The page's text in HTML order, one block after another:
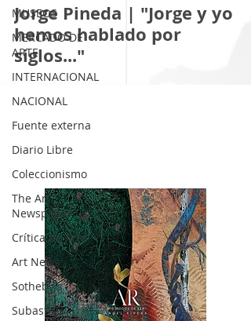
MUSEOS
MERCADO DE
ARTE
INTERNACIONAL
NACIONAL
Fuente externa
Diario Libre
Coleccionismo
The Art
Newspaper
Crítica de Arte
Art News
Sotheby's
Subasta
Jorge Pineda | "Jorge y yo
hemos hablado por
siglos..."